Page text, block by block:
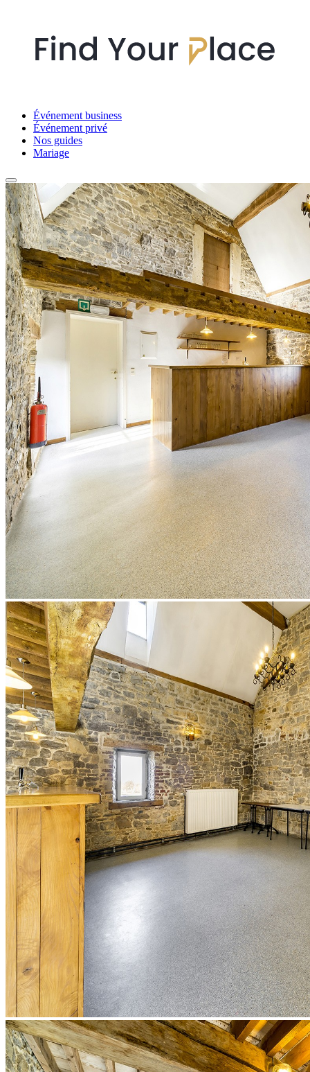
Événement business
Événement privé
Nos guides
Mariage